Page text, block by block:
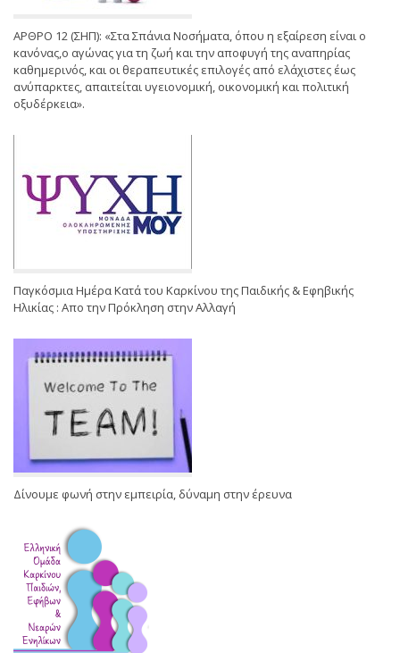
ΑΡΘΡΟ 12 (ΣΗΠ): «Στα Σπάνια Νοσήματα, όπου η εξαίρεση είναι ο
κανόνας,ο αγώνας για τη ζωή και την αποφυγή της αναπηρίας
καθημερινός, και οι θεραπευτικές επιλογές από ελάχιστες έως
ανύπαρκτες, απαιτείται υγειονομική, οικονομική και πολιτική
οξυδέρκεια».
Παγκόσμια Ημέρα Κατά του Καρκίνου της Παιδικής & Εφηβικής
Ηλικίας : Απο την Πρόκληση στην Αλλαγή
Δίνουμε φωνή στην εμπειρία, δύναμη στην έρευνα